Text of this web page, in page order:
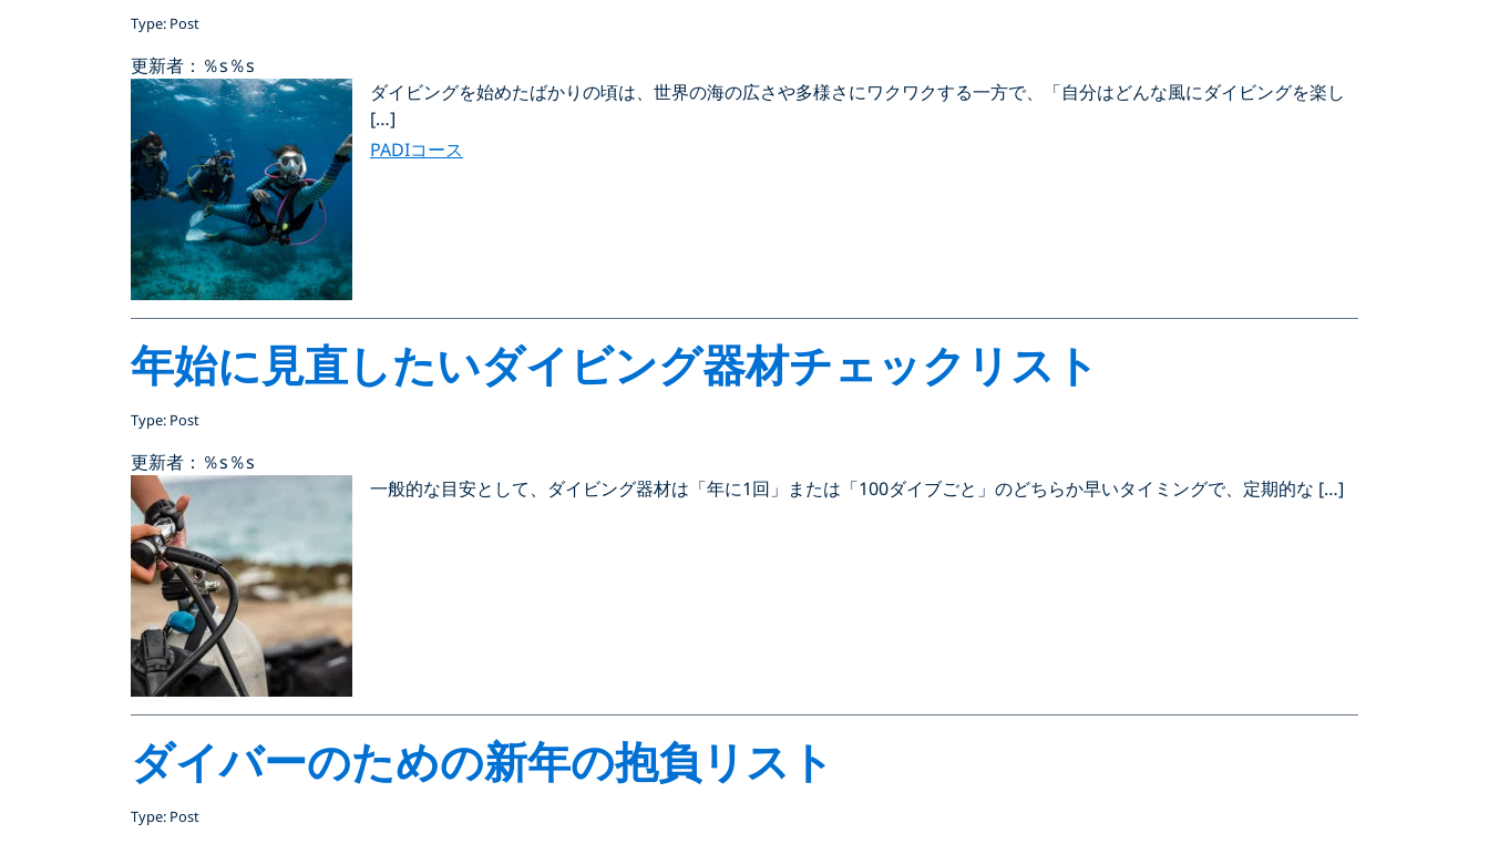
Type: Post
更新者：％s％s
ダイビングを始めたばかりの頃は、世界の海の広さや多様さにワクワクする一方で、「自分はどんな風にダイビングを楽し
[…]
PADIコース
年始に見直したいダイビング器材チェックリスト
Type: Post
更新者：％s％s
一般的な目安として、ダイビング器材は「年に1回」または「100ダイブごと」のどちらか早いタイミングで、定期的な […]
ダイバーのための新年の抱負リスト
Type: Post